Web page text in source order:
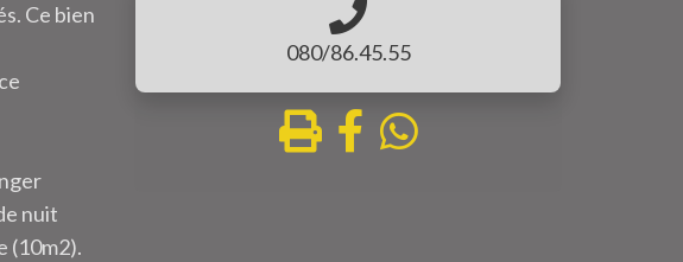
Ce bien
nuit
(10m2).
080/86.45.55